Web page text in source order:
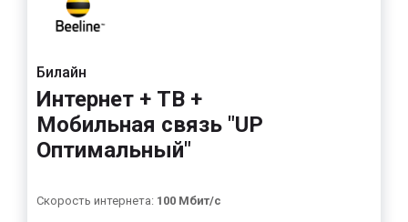
Билайн
Интернет + ТВ +
Мобильная связь "UP
Оптимальный"
Скорость интернета: 100 Мбит/с